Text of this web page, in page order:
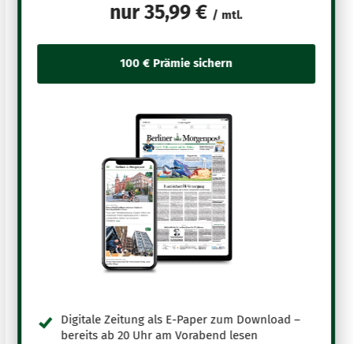
nur35,99 € / mtl.
Digitale Zeitung als E-Paper zum Download –
bereits ab 20 Uhr am Vorabend lesen